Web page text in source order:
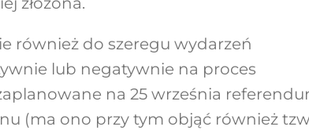
również do szeregu wydarzeń
lub negatywnie na proces
na 25 września
(ma ono przy tym objąć również